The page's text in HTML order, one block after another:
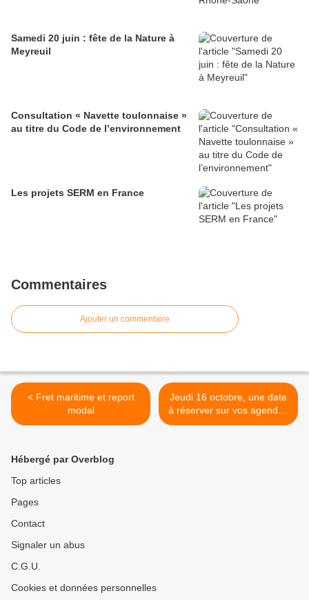
Samedi 20 juin : fête de la Nature à
Meyreuil
Consultation « Navette toulonnaise »
au titre du Code de l’environnement
Les projets SERM en France
Commentaires
Ajouter un commentaire
< Fret maritime et report
modal
Jeudi 16 octobre, une date
à réserver sur vos agendas
>
Hébergé par Overblog
Top articles
Pages
Contact
Signaler un abus
C.G.U.
Cookies et données personnelles